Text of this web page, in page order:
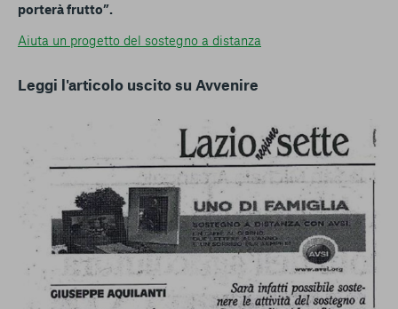
porterà frutto”.
Aiuta un progetto del sostegno a distanza
Leggi l'articolo uscito su Avvenire